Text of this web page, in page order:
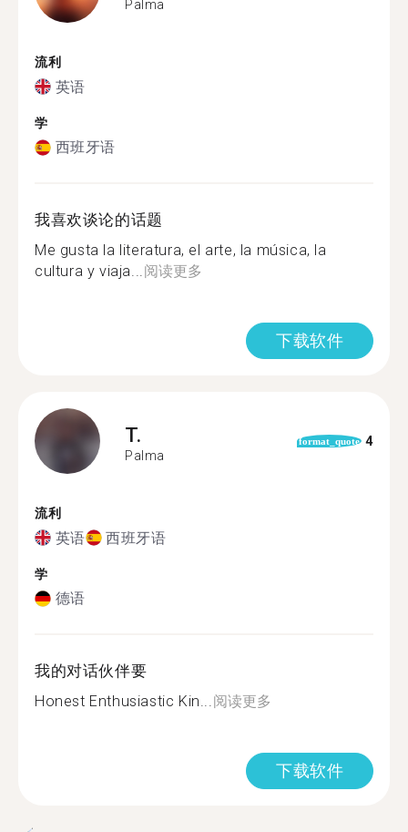
Palma
流利
英语
学
西班牙语
我喜欢谈论的话题
Me gusta la literatura, el arte, la música, la
cultura y viaja...阅读更多
下载软件
T.
Palma
format_quote 4
流利
英语 西班牙语
学
德语
我的对话伙伴要
Honest Enthusiastic Kin...阅读更多
下载软件